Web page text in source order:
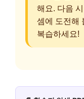
해요. 다음
셈에 도전해
복습하세요!